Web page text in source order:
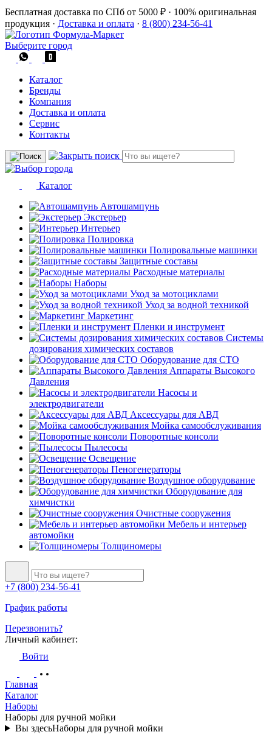
Бесплатная доставка по СПб от 5000 ₽ · 100% оригинальная
продукция · Доставка и оплата · 8 (800) 234-56-41
Выберите город
Каталог
Бренды
Компания
Доставка и оплата
Сервис
Контакты
Каталог
Автошампунь
Экстерьер
Интерьер
Полировка
Полировальные машинки
Защитные составы
Расходные материалы
Наборы
Уход за мотоциклами
Уход за водной техникой
Маркетинг
Пленки и инструмент
Системы
дозирования химических составов
Оборудование для СТО
Аппараты Высокого
Давления
Насосы и
электродвигатели
Аксессуары для АВД
Мойка самообслуживания
Поворотные консоли
Пылесосы
Освещение
Пеногенераторы
Воздушное оборудование
Оборудование для
химчистки
Очистные сооружения
Мебель и интерьер
автомойки
Толщиномеры
+7 (800) 234-56-41
График работы
Перезвонить?
Личный кабинет:
Войти
Главная
Каталог
Наборы
Наборы для ручной мойки
Вы здесьНаборы для ручной мойки